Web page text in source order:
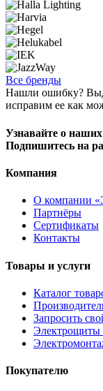
Все бренды
Нашли ошибку?
исправим ее как
Узнавайте о
Подпишитесь на
Компания
О компании
Партнёры
Сертификаты
Контакты
Товары и услуги
Каталог
Запросить
Электрощиты
Покупателю